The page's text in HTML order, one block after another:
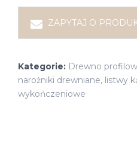
ZAPYTAJ O
Kategorie: Drewno
narożniki drewniane, listwy
wykończeniowe